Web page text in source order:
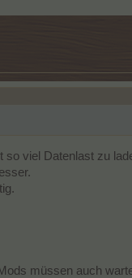
so viel Datenlast zu
müssen auch